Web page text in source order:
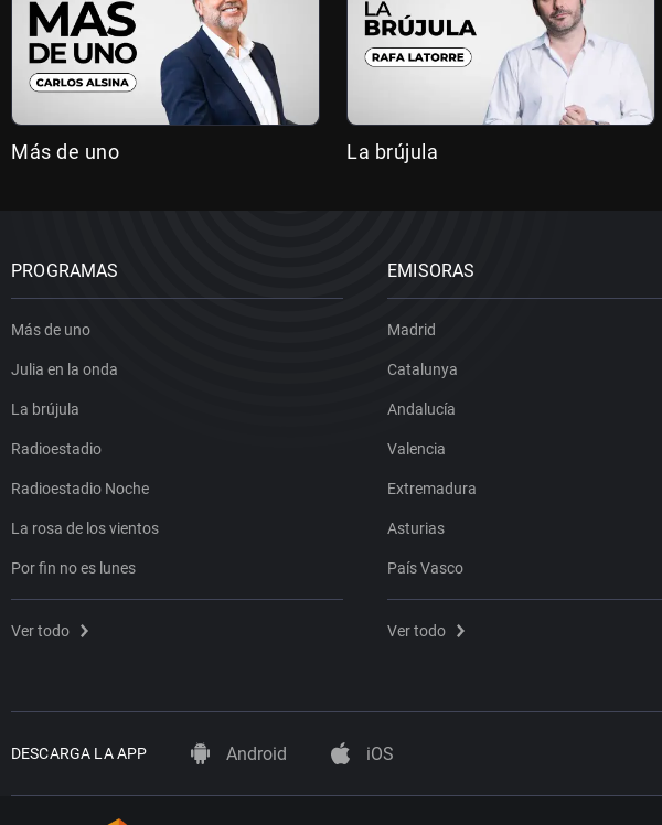
Más de uno La brújula
PROGRAMAS
Más de uno
Julia en la onda
La brújula
Radioestadio
Radioestadio Noche
La rosa de los vientos
Por fin no es lunes
Ver todo
EMISORAS
Madrid
Catalunya
Andalucía
Valencia
Extremadura
Asturias
País Vasco
Ver todo
DESCARGA LA APP Android iOS